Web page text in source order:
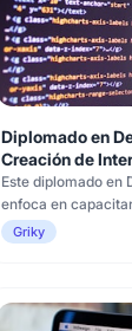
Diplomado en
Creación de
Este diplomado en
enfoca en
diseñar y
atractivas,
fundamentales en
Griky